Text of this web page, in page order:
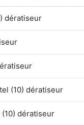
dératiseur
(10) dératiseur
dératiseur